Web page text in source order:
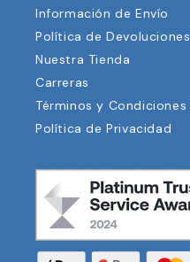
Información de Envío
Política de Devoluciones
Nuestra Tienda
Carreras
Términos y Condiciones
Política de Privacidad